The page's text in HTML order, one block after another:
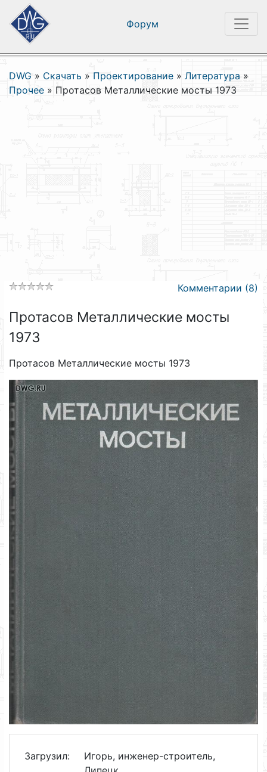
Форум
DWG » Скачать » Проектирование » Литература »
Прочее » Протасов Металлические мосты 1973
Комментарии (8)
Протасов Металлические мосты
1973
Протасов Металлические мосты 1973
Загрузил:
Игорь, инженер-строитель,